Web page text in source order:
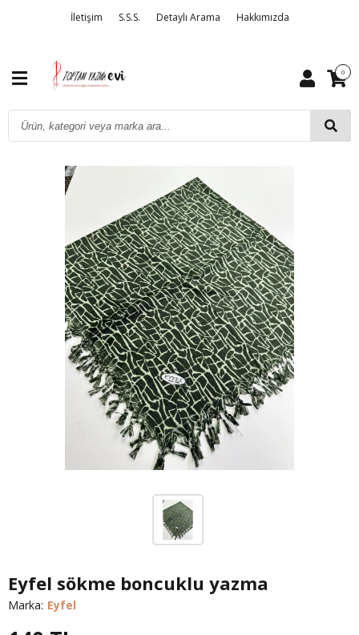
İletişim S.S.S. Detaylı Arama Hakkımızda
0
Eyfel sökme boncuklu yazma
Marka: Eyfel